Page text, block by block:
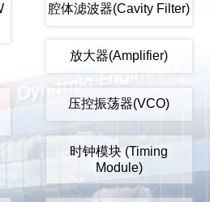
腔体滤波器(Cavity Filter)
放大器(Amplifier)
压控振荡器(VCO)
时钟模块 (Timing
Module)